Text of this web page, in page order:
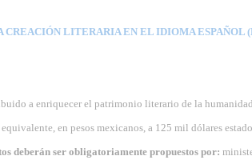
LITERARIA EN EL IDIOMA ESPAÑOL
a enriquecer el patrimonio literario de la humanidad.
en pesos mexicanos, a 125 mil dólares
deberán ser obligatoriamente propuestos por: